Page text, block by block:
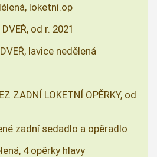
loketní.op
od r. 2021
lavice nedělená
ZADNÍ LOKETNÍ OPĚRKY, od
zadní sedadlo a opěradlo
4 opěrky hlavy